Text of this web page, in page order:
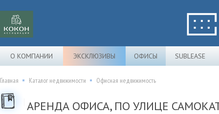
О КОМПАНИИ ЭКСКЛЮЗИВЫ ОФИСЫ SUBLEASE
Главная Каталог недвижимости Офисная недвижимость
АРЕНДА ОФИСА, ПО УЛИЦЕ